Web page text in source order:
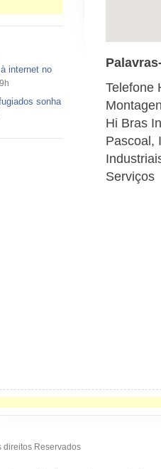
internet no
sonha
de
Telefone
Hi Bras
Pascoal,
Serviços
direitos Reservados